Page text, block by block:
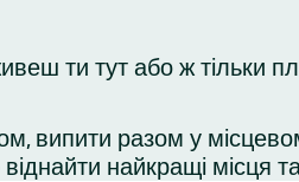
ти тут або ж тільки
випити разом у
найкращі місця та